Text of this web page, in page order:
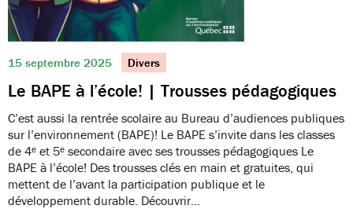
15 septembre 2025 Divers
Le BAPE à l’école! | Trousses pédagogiques
C’est aussi la rentrée scolaire au Bureau d’audiences publiques
sur l’environnement (BAPE)! Le BAPE s’invite dans les classes
de 4ᵉ et 5ᵉ secondaire avec ses trousses pédagogiques Le
BAPE à l’école! Des trousses clés en main et gratuites, qui
mettent de l’avant la participation publique et le
développement durable. Découvrir…